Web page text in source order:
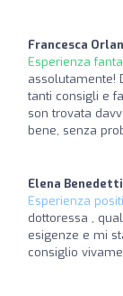
Francesca
Esperienza
assolutamente!
tanti consigli e
son trovata
bene, senza
Elena Benedetti
Esperienza
dottoressa ,
esigenze e mi
consiglio